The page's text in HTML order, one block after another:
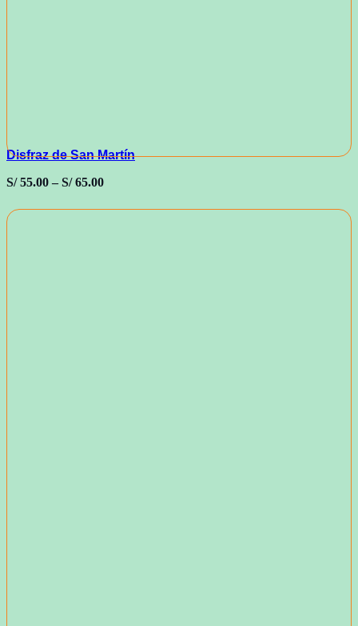
Disfraz de San Martín
S/55.00–S/65.00